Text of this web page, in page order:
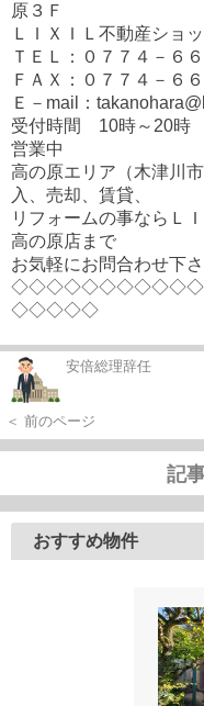
原３Ｆ
ＬＩＸＩＬ不動産ショ
ＴＥＬ：０７７４－６
ＦＡＸ：０７７４－６
Ｅ－mail：
受付時間 10時～20時
営業中
高の原エリア（木津川
入、売却、賃貸、
リフォームの事ならＬ
高の原店まで
お気軽にお問合わせ下さ
◇◇◇◇◇
安倍総理辞任
＜ 前のページ
記
おすすめ物件